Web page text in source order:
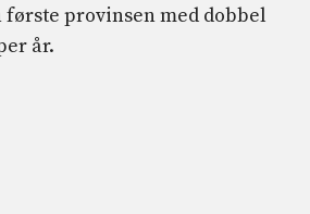
første provinsen med dobbel
år.